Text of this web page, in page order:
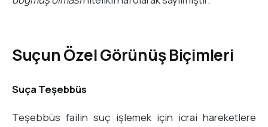
Suçun Özel Görünüş Biçimleri
Suça Teşebbüs
Teşebbüs failin suç işlemek için icrai hareketlere